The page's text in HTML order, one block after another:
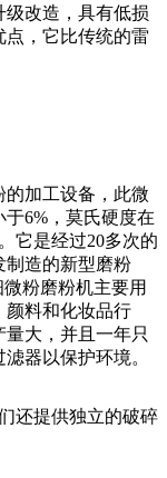
改造，具有低损
点，它比传统的雷
的加工设备，此微
6%，莫氏硬度在
它是经过20多次的
制造的新型磨粉
粉磨粉机主要用
颜料和化妆品行
大，并且一年只
器以保护环境。
还提供独立的破碎